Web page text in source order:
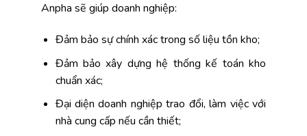
Anpha sẽ giúp doanh nghiệp:
Đảm bảo sự chính xác trong số liệu tồn kho;
Đảm bảo xây dựng hệ thống kế toán kho
chuẩn xác;
Đại diện doanh nghiệp trao đổi, làm việc với
nhà cung cấp nếu cần thiết;